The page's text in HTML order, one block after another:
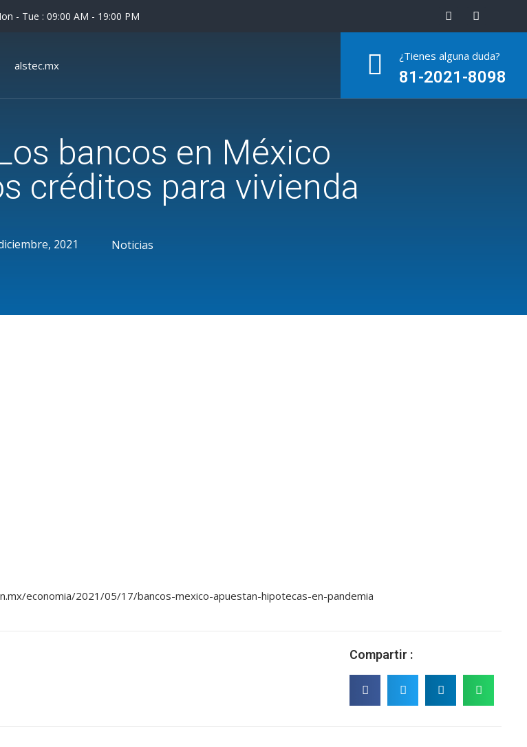
- Tue : 09:00 AM - 19:00 PM
alstec.mx
¿Tienes alguna duda?
81-2021-8098
bancos en México
créditos para vivienda
2021 Noticias
economia/2021/05/17/bancos-mexico-apuestan-hipotecas-en-pandemia
Compartir :